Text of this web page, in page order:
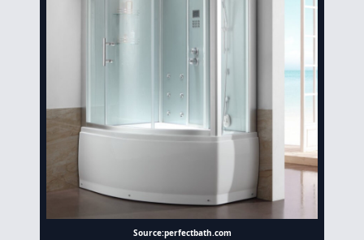
Source:perfectbath.com